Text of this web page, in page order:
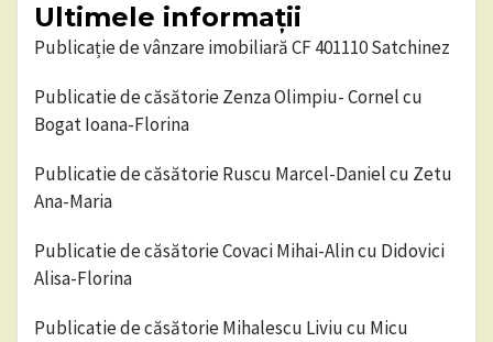
Ultimele informații
Publicație de vânzare imobiliară CF 401110 Satchinez
Publicatie de căsătorie Zenza Olimpiu- Cornel cu
Bogat Ioana-Florina
Publicatie de căsătorie Ruscu Marcel-Daniel cu Zetu
Ana-Maria
Publicatie de căsătorie Covaci Mihai-Alin cu Didovici
Alisa-Florina
Publicatie de căsătorie Mihalescu Liviu cu Micu